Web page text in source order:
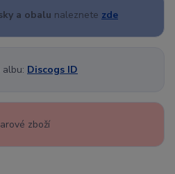
a obalu naleznete zde
albu: Discogs ID
zboží